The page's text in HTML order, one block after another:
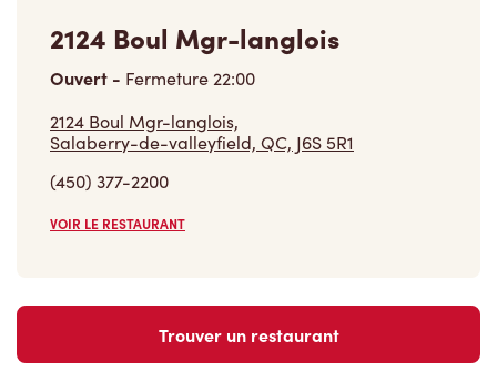
2124 Boul Mgr-langlois
Ouvert - Fermeture22:00
2124 Boul Mgr-langlois,
Salaberry-de-valleyfield, QC, J6S 5R1
(450) 377-2200
VOIR LE RESTAURANT
Trouver un restaurant